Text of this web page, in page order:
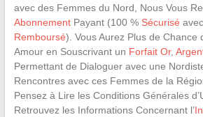
avec des Femmes du Nord, Nous Vous
AbonnementPayant (100 % Sécurisé avec
Remboursé). Vous Aurez Plus de Chance
Amour en Souscrivant un Forfait Or,
Permettant de Dialoguer avec une
Rencontres avec ces Femmes de la
Pensez à Lire les Conditions Générales
Retrouvez les Informations Concernant l’